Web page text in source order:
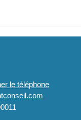
le téléphone